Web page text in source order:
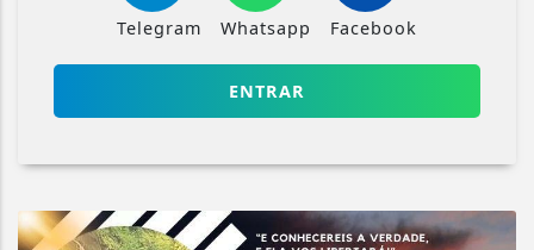
Telegram Whatsapp Facebook
ENTRAR